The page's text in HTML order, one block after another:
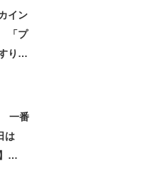
イン
「プ
り眠
一番
は